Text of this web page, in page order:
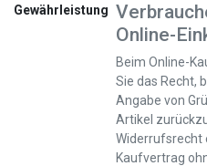
Gewährleistung
Online-
Beim Online-
Sie das Recht,
Angabe von
Artikel
Widerrufsrecht
Kaufvertrag